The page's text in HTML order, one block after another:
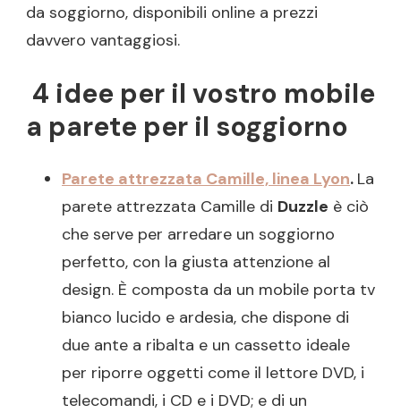
da soggiorno, disponibili online a prezzi
davvero vantaggiosi.
4 idee per il vostro mobile
a parete per il soggiorno
Parete attrezzata Camille, linea Lyon. La
parete attrezzata Camille di Duzzle è ciò
che serve per arredare un soggiorno
perfetto, con la giusta attenzione al
design. È composta da un mobile porta tv
bianco lucido e ardesia, che dispone di
due ante a ribalta e un cassetto ideale
per riporre oggetti come il lettore DVD, i
telecomandi, i CD e i DVD; e di un